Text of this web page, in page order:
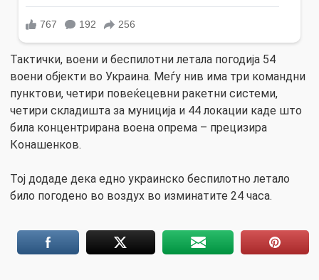
Тактички, воени и беспилотни летала погодија 54
воени објекти во Украина. Меѓу нив има три командни
пунктови, четири повеќецевни ракетни системи,
четири складишта за муниција и 44 локации каде што
била концентрирана воена опрема – прецизира
Конашенков.
Тој додаде дека едно украинско беспилотно летало
било погодено во воздух во изминатите 24 часа.